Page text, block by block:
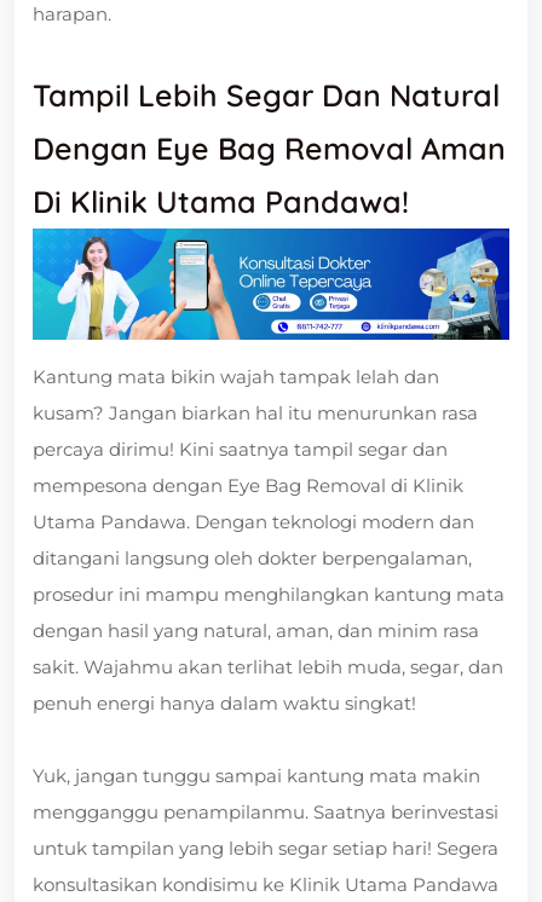
harapan.
Tampil Lebih Segar Dan Natural
Dengan Eye Bag Removal Aman
Di Klinik Utama Pandawa!
Kantung mata bikin wajah tampak lelah dan
kusam? Jangan biarkan hal itu menurunkan rasa
percaya dirimu! Kini saatnya tampil segar dan
mempesona dengan Eye Bag Removal di Klinik
Utama Pandawa. Dengan teknologi modern dan
ditangani langsung oleh dokter berpengalaman,
prosedur ini mampu menghilangkan kantung mata
dengan hasil yang natural, aman, dan minim rasa
sakit. Wajahmu akan terlihat lebih muda, segar, dan
penuh energi hanya dalam waktu singkat!
Yuk, jangan tunggu sampai kantung mata makin
mengganggu penampilanmu. Saatnya berinvestasi
untuk tampilan yang lebih segar setiap hari! Segera
konsultasikan kondisimu ke Klinik Utama Pandawa